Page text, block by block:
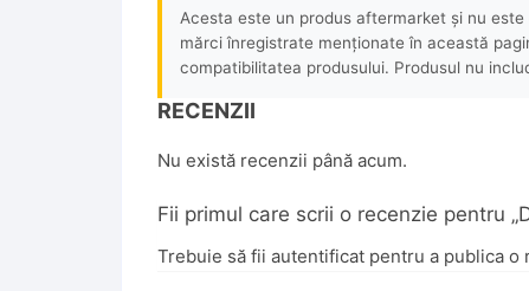
Acesta este un produs aftermarket și nu
mărci înregistrate menționate în această
compatibilitatea produsului. Produsul nu
RECENZII
Nu există recenzii până acum.
Fii primul care scrii o recenzie pentru
Trebuie să fii autentificat pentru a publica o